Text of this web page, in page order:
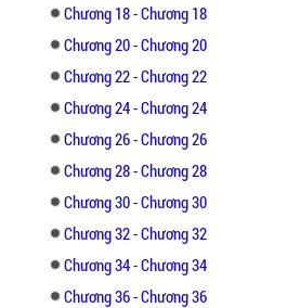
Chương 18 - Chương 18
Chương 20 - Chương 20
Chương 22 - Chương 22
Chương 24 - Chương 24
Chương 26 - Chương 26
Chương 28 - Chương 28
Chương 30 - Chương 30
Chương 32 - Chương 32
Chương 34 - Chương 34
Chương 36 - Chương 36